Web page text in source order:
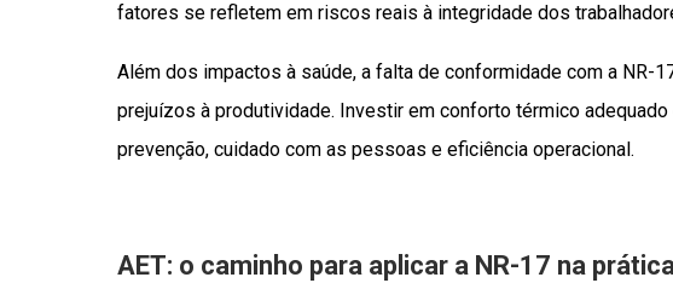
fatores se refletem em riscos reais à integridade dos
Além dos impactos à saúde, a falta de conformidade com a
prejuízos à produtividade. Investir em conforto térmico
prevenção, cuidado com as pessoas e eficiência operacional.
AET: o caminho para aplicar a NR-17 na